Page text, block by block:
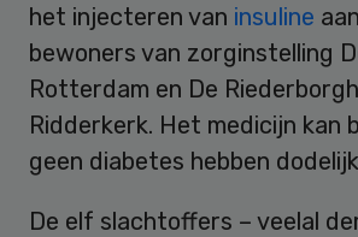
het injecteren van insuline
bewoners van zorginstelling
Rotterdam en De
Ridderkerk. Het medicijn kan
geen diabetes hebben
De elf slachtoffers – veelal